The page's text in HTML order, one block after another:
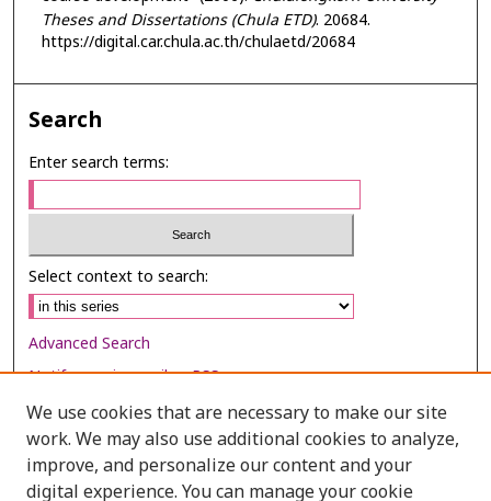
Theses and Dissertations (Chula ETD). 20684.
https://digital.car.chula.ac.th/chulaetd/20684
Search
Enter search terms:
Select context to search:
Advanced Search
Notify me via email orRSS
Browse
Collections
Disciplines
We use cookies that are necessary to make our site
work. We may also use additional cookies to analyze,
improve, and personalize our content and your
digital experience. You can manage your cookie